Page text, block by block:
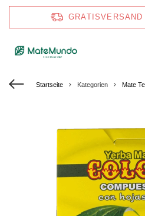
GRATISVERSAND
Startseite Kategorien Mate